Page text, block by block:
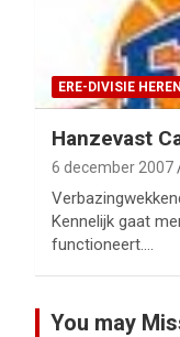
ERE-DIVISIE HEREN
Hanzevast
6 december 2007
Kennelijk gaat
functioneert.…
You may